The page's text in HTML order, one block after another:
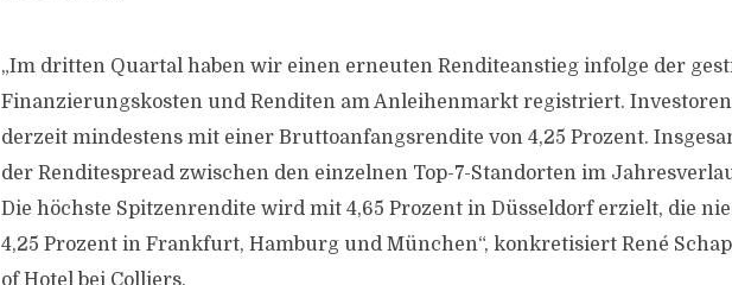
„Im dritten Quartal haben wir einen erneuten Renditeanstieg infolge der
Finanzierungskosten und Renditen am Anleihenmarkt registriert.
derzeit mindestens mit einer Bruttoanfangsrendite von 4,25 Prozent.
der Renditespread zwischen den einzelnen Top-7-Standorten im
Die höchste Spitzenrendite wird mit 4,65 Prozent in Düsseldorf erzielt, die
4,25 Prozent in Frankfurt, Hamburg und München“, konkretisiert René
of Hotel bei Colliers.